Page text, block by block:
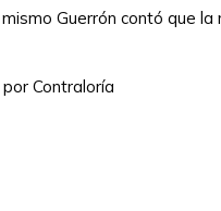
Guerrón contó que